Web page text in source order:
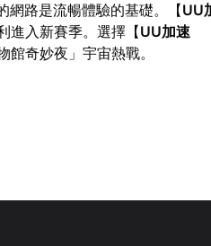
網路是流暢體驗的基礎。【UU
進入新賽季。選擇【UU加速
奇妙夜」宇宙熱戰。